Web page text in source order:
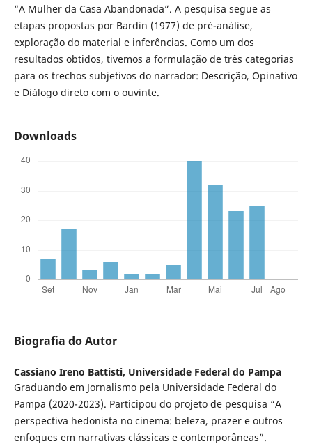
“A Mulher da Casa Abandonada”. A pesquisa segue as
etapas propostas por Bardin (1977) de pré-análise,
exploração do material e inferências. Como um dos
resultados obtidos, tivemos a formulação de três categorias
para os trechos subjetivos do narrador: Descrição, Opinativo
e Diálogo direto com o ouvinte.
Downloads
Biografia do Autor
Cassiano Ireno Battisti, Universidade Federal do Pampa
Graduando em Jornalismo pela Universidade Federal do
Pampa (2020-2023). Participou do projeto de pesquisa “A
perspectiva hedonista no cinema: beleza, prazer e outros
enfoques em narrativas clássicas e contemporâneas”.